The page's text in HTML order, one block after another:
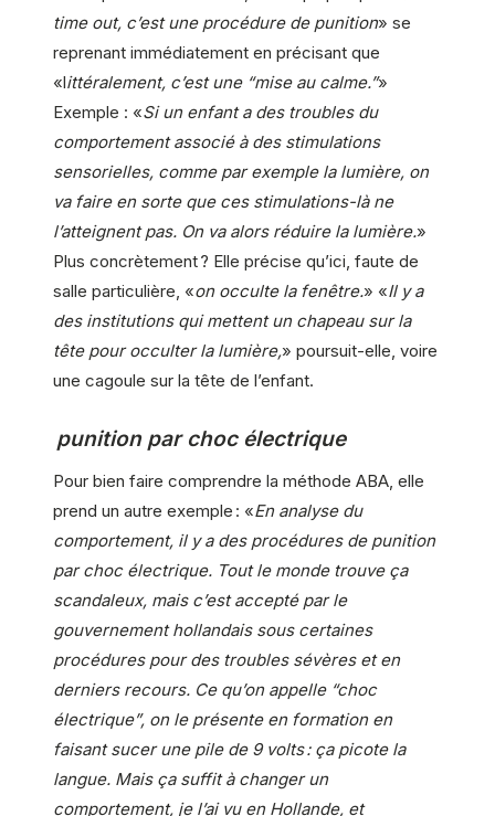
time out, c’est une procédure de punition» se
reprenant immédiatement en précisant que
«littéralement, c’est une “mise au calme.”»
Exemple : «Si un enfant a des troubles du
comportement associé à des stimulations
sensorielles, comme par exemple la lumière, on
va faire en sorte que ces stimulations-là ne
l’atteignent pas. On va alors réduire la lumière.»
Plus concrètement ? Elle précise qu’ici, faute de
salle particulière, «on occulte la fenêtre.» «Il y a
des institutions qui mettent un chapeau sur la
tête pour occulter la lumière,» poursuit-elle, voire
une cagoule sur la tête de l’enfant.
punition par choc électrique
Pour bien faire comprendre la méthode ABA, elle
prend un autre exemple : «En analyse du
comportement, il y a des procédures de punition
par choc électrique. Tout le monde trouve ça
scandaleux, mais c’est accepté par le
gouvernement hollandais sous certaines
procédures pour des troubles sévères et en
derniers recours. Ce qu’on appelle “choc
électrique”, on le présente en formation en
faisant sucer une pile de 9 volts : ça picote la
langue. Mais ça suffit à changer un
comportement, je l’ai vu en Hollande, et